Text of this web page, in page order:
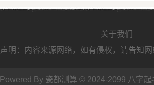
关于我们
声明：内容来源网络，如有侵权，请告知
Powered By 瓷都测算 © 2024-2099 八字起